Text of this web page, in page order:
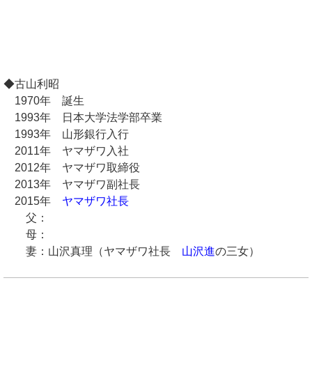
◆古山利昭
1970年 誕生
1993年 日本大学法学部卒業
1993年 山形銀行入行
2011年 ヤマザワ入社
2012年 ヤマザワ取締役
2013年 ヤマザワ副社長
2015年 ヤマザワ社長
父：
母：
妻：山沢真理（ヤマザワ社長 山沢進の三女）